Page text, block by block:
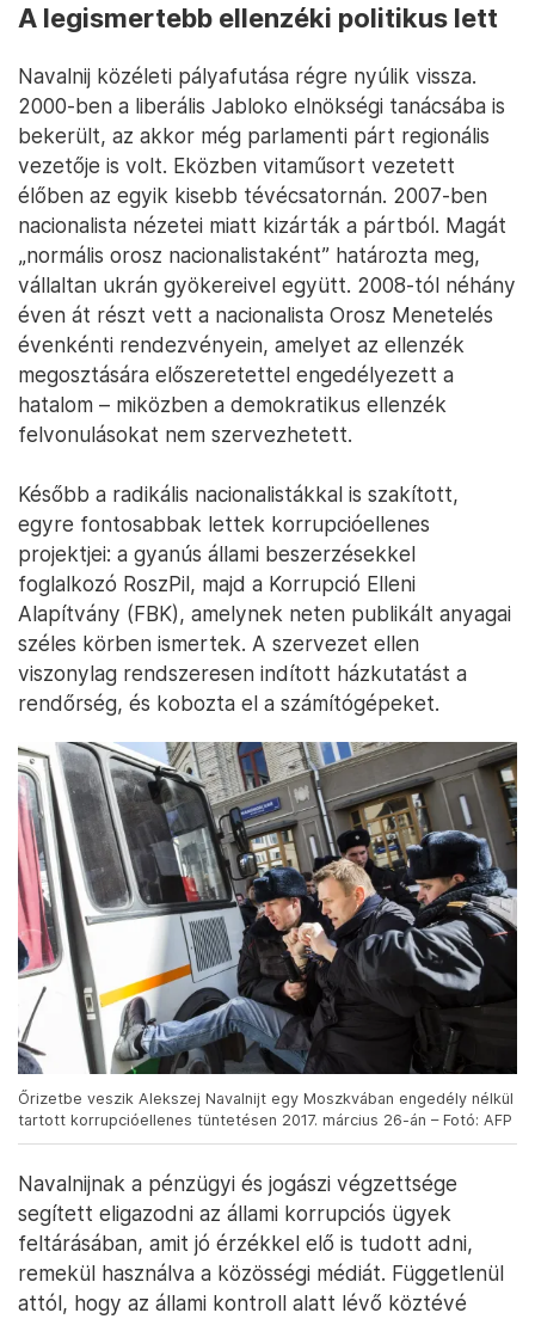
A legismertebb ellenzéki politikus lett
Navalnij közéleti pályafutása régre nyúlik vissza.
2000-ben a liberális Jabloko elnökségi tanácsába is
bekerült, az akkor még parlamenti párt regionális
vezetője is volt. Eközben vitaműsort vezetett
élőben az egyik kisebb tévécsatornán. 2007-ben
nacionalista nézetei miatt kizárták a pártból. Magát
„normális orosz nacionalistaként” határozta meg,
vállaltan ukrán gyökereivel együtt. 2008-tól néhány
éven át részt vett a nacionalista Orosz Menetelés
évenkénti rendezvényein, amelyet az ellenzék
megosztására előszeretettel engedélyezett a
hatalom – miközben a demokratikus ellenzék
felvonulásokat nem szervezhetett.
Később a radikális nacionalistákkal is szakított,
egyre fontosabbak lettek korrupcióellenes
projektjei: a gyanús állami beszerzésekkel
foglalkozó RoszPil, majd a Korrupció Elleni
Alapítvány (FBK), amelynek neten publikált anyagai
széles körben ismertek. A szervezet ellen
viszonylag rendszeresen indított házkutatást a
rendőrség, és kobozta el a számítógépeket.
Őrizetbe veszik Alekszej Navalnijt egy Moszkvában engedély nélkül
tartott korrupcióellenes tüntetésen 2017. március 26-án – Fotó: AFP
Navalnijnak a pénzügyi és jogászi végzettsége
segített eligazodni az állami korrupciós ügyek
feltárásában, amit jó érzékkel elő is tudott adni,
remekül használva a közösségi médiát. Függetlenül
attól, hogy az állami kontroll alatt lévő köztévé